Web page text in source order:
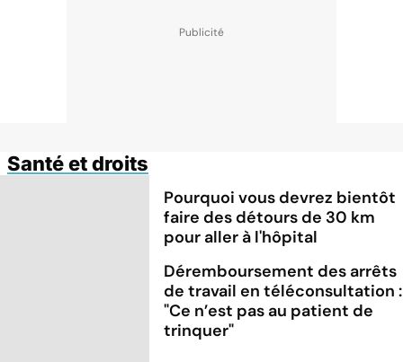
Santé et droits
Pourquoi vous devrez bientôt
faire des détours de 30 km
pour aller à l'hôpital
Déremboursement des arrêts
de travail en téléconsultation :
"Ce n’est pas au patient de
trinquer"